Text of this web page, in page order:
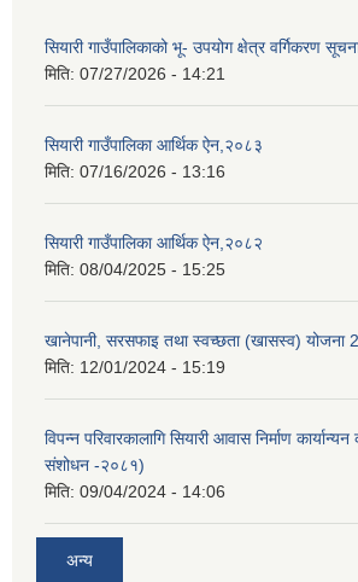
सियारी गाउँपालिकाको भू- उपयोग क्षेत्र वर्गिकरण
मिति: 07/27/2026 - 14:21
सियारी गाउँपालिका आर्थिक ऐन,२०८३
मिति: 07/16/2026 - 13:16
सियारी गाउँपालिका आर्थिक ऐन,२०८२
मिति: 08/04/2025 - 15:25
खानेपानी, सरसफाइ तथा स्वच्छता (खासस्व)
मिति: 12/01/2024 - 15:19
विपन्न परिवारकालागि सियारी आवास निर्माण
संशोधन -२०८१)
मिति: 09/04/2024 - 14:06
अन्य